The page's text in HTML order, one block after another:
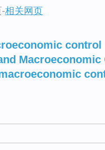
-相关网页
control
Macroeconomic